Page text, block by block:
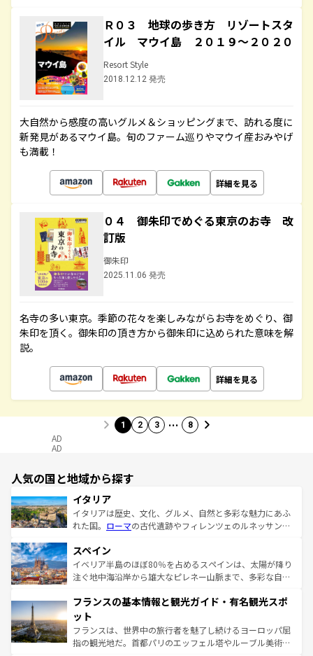
Ｒ０３ 地球の歩き方 リゾートスタ
イル マウイ島 ２０１９～２０２０
Resort Style
2018.12.12 発売
大自然から感度の高いグルメ＆ショッピングまで、訪れる度に
新発見があるマウイ島。旬のファーム巡りやマウイ産おみやげ
も満載！
詳細を見る
０４ 御朱印でめぐる東京のお寺 改
訂版
御朱印
2025.11.06 発売
名寺の多い東京。季節の花々を楽しみながらお寺をめぐり、御
朱印を頂く。御朱印の頂き方から御朱印に込められた意味を解
説。
詳細を見る
1 2 3 … 8
AD
AD
人気の国と地域から探す
イタリア
イタリアは歴史、文化、グルメ、自然と多彩な魅力にあふ
れた国。 ローマの古代遺跡やフィレンツェのルネッサンス
ろん、トスカーナの美しい田園風景やアマルフィ海岸の絶
景など、自然景観も見逃せない。観光の合間には、本場の
ピザやパスタなど、絶品のイタリア料理を堪能することも
ませてくれるイタリアで、忘れられない旅をしてみよう！
なお、新着のイタリア情報は
しい。
スペイン
イベリア半島のほぼ80％を占めるスペインは、太陽が降り
注ぐ地中海沿岸から雄大なピレネー山脈まで、多彩な自然
文化が根付くこの国では、情熱的なフラメンコ、熱気あふ
れる闘牛、そして美味しいタパスが生活の一部となってい
る。首都マドリードの洗練された雰囲気や、バルセロナの
アートに溢れた街角から、地方では古代ローマ遺跡や中世
フランスの基本情報と観光ガイド・有名観光スポ
ット
フランスは、世界中の旅行者を魅了し続けるヨーロッパ屈
指の観光地だ。首都パリのエッフェル塔やルーブル美術館